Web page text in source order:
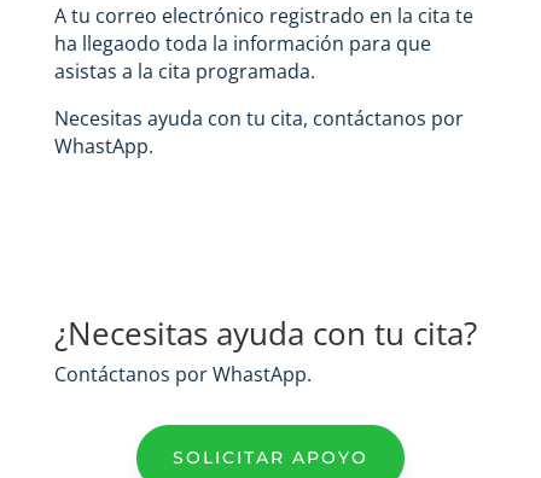
A tu correo electrónico registrado en la cita te
ha llegaodo toda la información para que
asistas a la cita programada.
Necesitas ayuda con tu cita, contáctanos por
WhastApp.
¿Necesitas ayuda con tu cita?
Contáctanos por WhastApp.
SOLICITAR APOYO